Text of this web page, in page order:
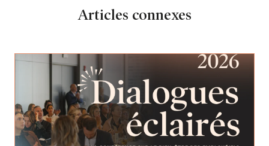
Articles connexes